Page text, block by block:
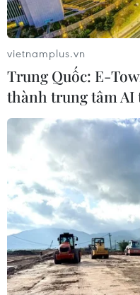
vietnamplus.vn
Trung Quốc: E-
thành trung tâm AI